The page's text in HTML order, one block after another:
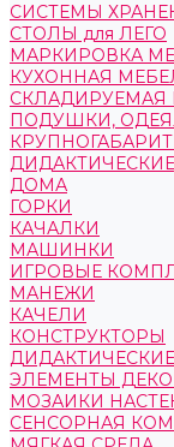
СИСТЕМЫ
СТОЛЫ для ЛЕГО
МАРКИРОВКА
КУХОННАЯ
СКЛАДИРУЕМАЯ
ПОДУШКИ,
ДОМА
ГОРКИ
КАЧАЛКИ
МАШИНКИ
ИГРОВЫЕ
МАНЕЖИ
КАЧЕЛИ
КОНСТРУКТОРЫ
ЭЛЕМЕНТЫ
МОЗАИКИ
СЕНСОРНАЯ